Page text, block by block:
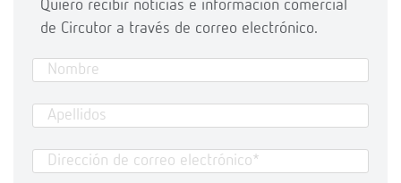
Quiero recibir noticias e información comercial
de Circutor a través de correo electrónico.